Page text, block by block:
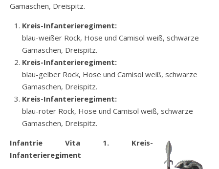
Gamaschen, Dreispitz.
Kreis-Infanterieregiment:
blau-weißer Rock, Hose und Camisol weiß, schwarze
Gamaschen, Dreispitz.
Kreis-Infanterieregiment:
blau-gelber Rock, Hose und Camisol weiß, schwarze
Gamaschen, Dreispitz.
Kreis-Infanterieregiment:
blau-roter Rock, Hose und Camisol weiß, schwarze
Gamaschen, Dreispitz.
Infantrie Vita 1. Kreis-
Infanterieregiment